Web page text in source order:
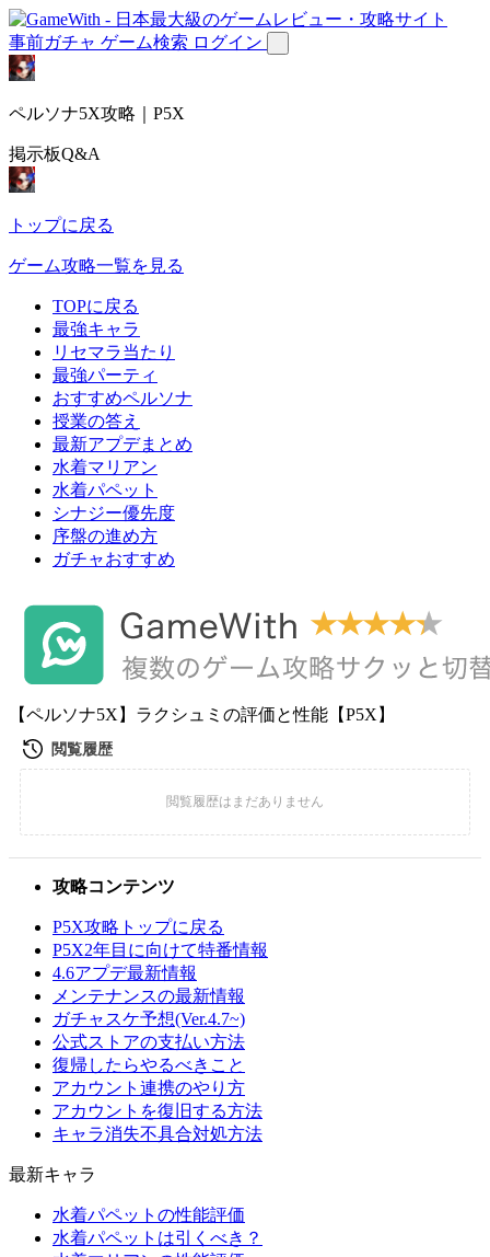
事前ガチャ ゲーム検索 ログイン
ペルソナ5X攻略｜P5X
掲示板Q&A
トップに戻る
ゲーム攻略一覧を見る
TOPに戻る
最強キャラ
リセマラ当たり
最強パーティ
おすすめペルソナ
授業の答え
最新アプデまとめ
水着マリアン
水着パペット
シナジー優先度
序盤の進め方
ガチャおすすめ
【ペルソナ5X】ラクシュミの評価と性能【P5X】
攻略コンテンツ
P5X攻略トップに戻る
P5X2年目に向けて特番情報
4.6アプデ最新情報
メンテナンスの最新情報
ガチャスケ予想(Ver.4.7~)
公式ストアの支払い方法
復帰したらやるべきこと
アカウント連携のやり方
アカウントを復旧する方法
キャラ消失不具合対処方法
最新キャラ
水着パペットの性能評価
水着パペットは引くべき？